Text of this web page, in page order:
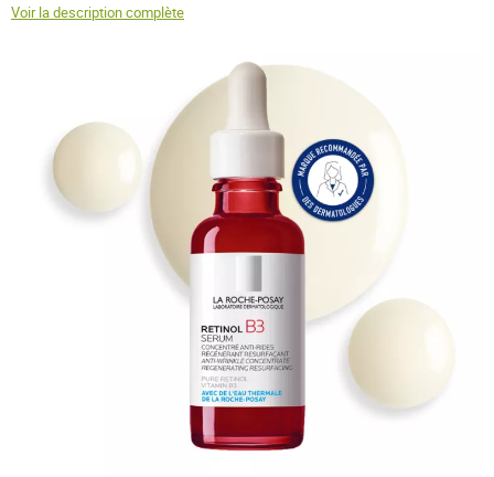
Voir la description complète